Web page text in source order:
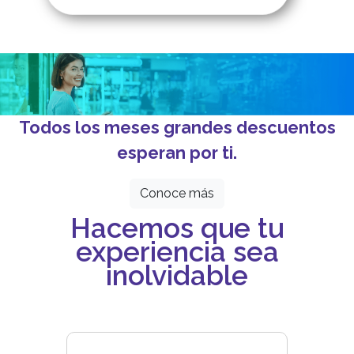
Todos los meses grandes descuentos
esperan por ti.
Conoce más
Hacemos que tu
experiencia sea
inolvidable